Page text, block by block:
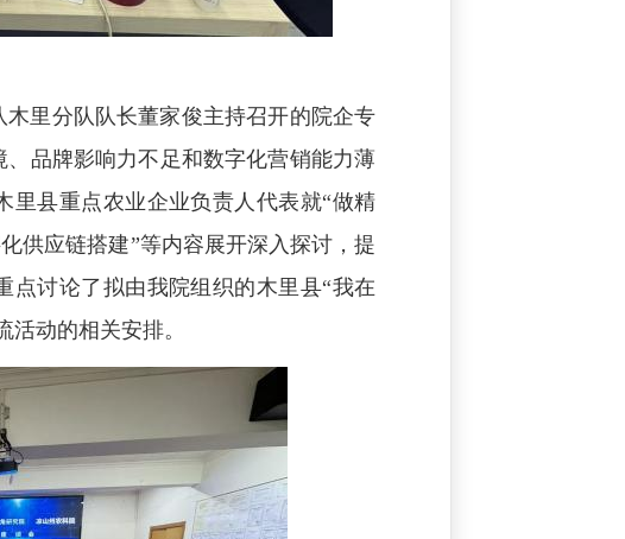
里分队队长董家俊主持召开的院企专
品牌影响力不足和数字化营销能力薄
里县重点农业企业负责人代表就“做精
供应链搭建”等内容展开深入探讨，提
点讨论了拟由我院组织的木里县“我在
动的相关安排。